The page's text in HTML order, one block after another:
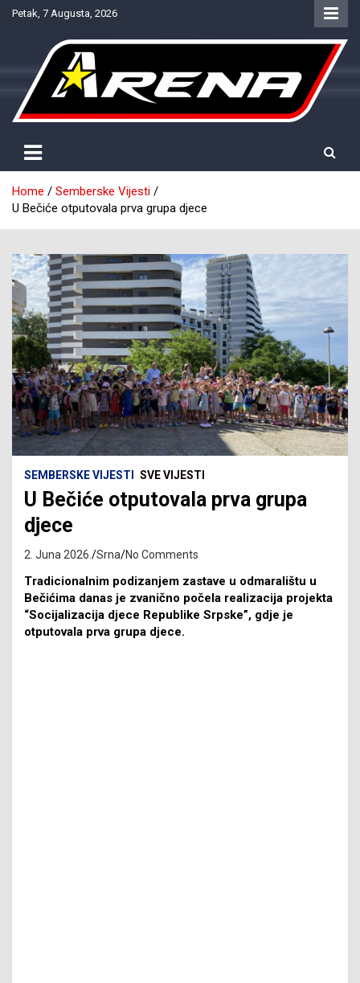
SkipPetak, 7 Augusta, 2026
NTV Arena
Home
Semberske Vijesti
U Bečiće otputovala prva grupa djece
SEMBERSKE VIJESTI SVE VIJESTI
U Bečiće otputovala prva grupa
djece
2. Juna 2026. Srna No Comments
Tradicionalnim podizanjem zastave u odmaralištu u
Bečićima danas je zvanično počela realizacija projekta
“Socijalizacija djece Republike Srpske”, gdje je
otputovala prva grupa djece.